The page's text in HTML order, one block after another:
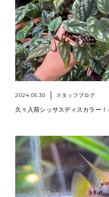
2024.05.30 スタッフブログ
久々入荷シッサスディスカラー